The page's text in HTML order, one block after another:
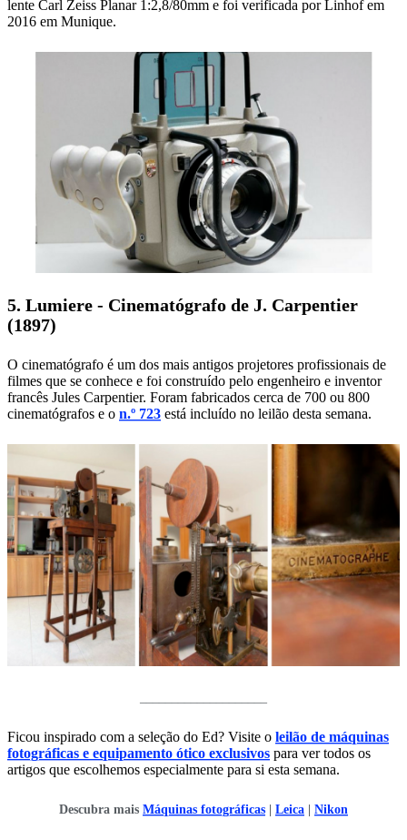
lente Carl Zeiss Planar 1:2,8/80mm e foi verificada por Linhof em
2016 em Munique.
5. Lumiere - Cinematógrafo de J. Carpentier
(1897)
O cinematógrafo é um dos mais antigos projetores profissionais de
filmes que se conhece e foi construído pelo engenheiro e inventor
francês Jules Carpentier. Foram fabricados cerca de 700 ou 800
cinematógrafos e o n.º 723 está incluído no leilão desta semana.
Ficou inspirado com a seleção do Ed? Visite o leilão de máquinas
fotográficas e equipamento ótico exclusivos para ver todos os
artigos que escolhemos especialmente para si esta semana.
Descubra mais Máquinas fotográficas Leica Nikon